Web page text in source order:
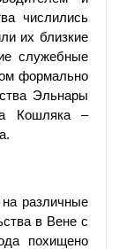
числились
их близкие
служебные
формально
Эльнары
Кошляка –
различные
в Вене с
похищено